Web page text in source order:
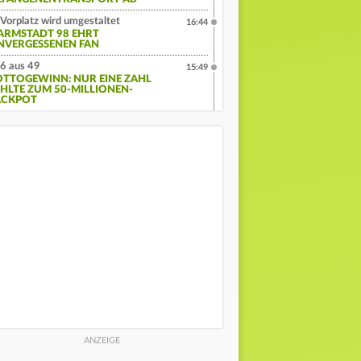
Vorplatz wird umgestaltet
98 EHRT
FAN
16:44
6 aus 49
NUR EINE ZAHL
ZUM 50-MILLIONEN-
15:49